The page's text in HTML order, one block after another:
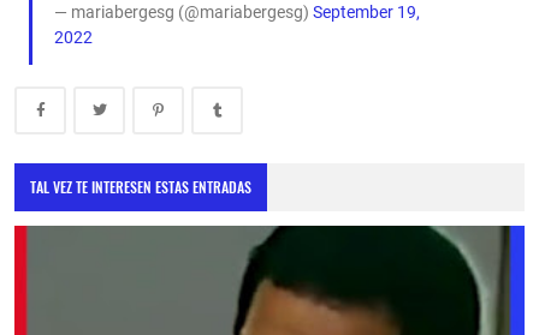
— mariabergesg (@mariabergesg) September 19,
2022
TAL VEZ TE INTERESEN ESTAS ENTRADAS